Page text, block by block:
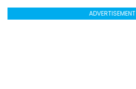
ADVERTISEMENT